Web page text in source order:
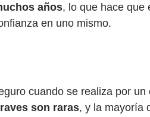
años, lo que hace que
en uno mismo.
cuando se realiza por un
son raras, y la mayoría